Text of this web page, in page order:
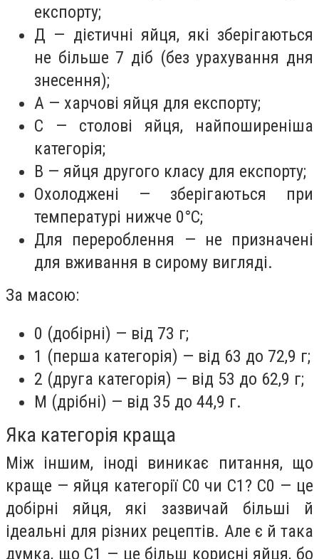
експорту;
Д — дієтичні яйця, які зберігаються
не більше 7 діб (без урахування дня
знесення);
А — харчові яйця для експорту;
С — столові яйця, найпоширеніша
категорія;
В — яйця другого класу для експорту;
Охолоджені — зберігаються при
температурі нижче 0°C;
Для перероблення — не призначені
для вживання в сирому вигляді.
За масою:
0 (добірні) — від 73 г;
1 (перша категорія) — від 63 до 72,9 г;
2 (друга категорія) — від 53 до 62,9 г;
М (дрібні) — від 35 до 44,9 г.
Яка категорія краща
Між іншим, іноді виникає питання, що
краще — яйця категорії C0 чи C1? C0 — це
добірні яйця, які зазвичай більші й
ідеальні для різних рецептів. Але є й така
думка, що C1 — це більш корисні яйця, бо